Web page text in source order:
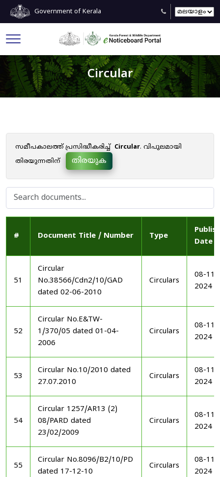
Government of Kerala
Circular
സമീപകാലത്ത് പ്രസിദ്ധീകരിച്ച് Circular. വിപുലമായി
തിരയുന്നതിന്
തിരയുക
# Document Title / Number Type
Date
51
Circular
No.38566/Cdn2/10/GAD
dated 02-06-2010
Circulars
08-11-
2024
52
Circular No.E&TW-
1/370/05 dated 01-04-
2006
Circulars
08-11-
2024
53
Circular No.10/2010 dated
27.07.2010
Circulars
08-11-
2024
54
Circular 1257/AR13 (2)
08/PARD dated
23/02/2009
Circulars
08-11-
2024
55
Circular No.8096/B2/10/PD
dated 17-12-10
Circulars
08-11-
2024